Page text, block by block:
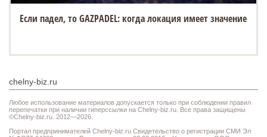
Если падел, то GAZPADEL: когда локация имеет значение
chelny-biz.ru
Любое использование материалов допускается только при соблюдении правил
перепечатки при наличии гиперссылки на Chelny-biz.ru. Все права защищены
©Chelny-biz.ru. 2012—2026.
Портал предпринимателей Chelny-biz.ru Свидетельство о регистрации СМИ Эл